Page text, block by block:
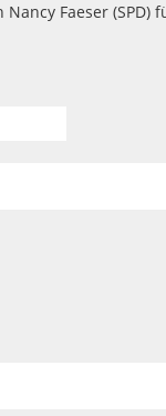
Faeser